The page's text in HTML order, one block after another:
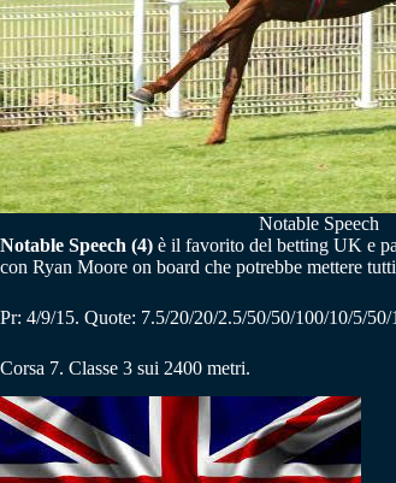
Notable Speech
Notable Speech (4) è il favorito del betting UK e
con Ryan Moore on board che potrebbe mettere
Pr: 4/9/15. Quote: 7.5/20/20/2.5/50/50/100/10/5/
Corsa 7. Classe 3 sui 2400 metri.